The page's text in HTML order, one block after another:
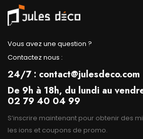
Vous avez une question ?
Contactez nous :
24/7 : contact@julesdeco.com
De 9h à 18h, du lundi au
02 79 40 04 99
S’inscrire maintenant pour obtenir des
les ions et coupons de promo.